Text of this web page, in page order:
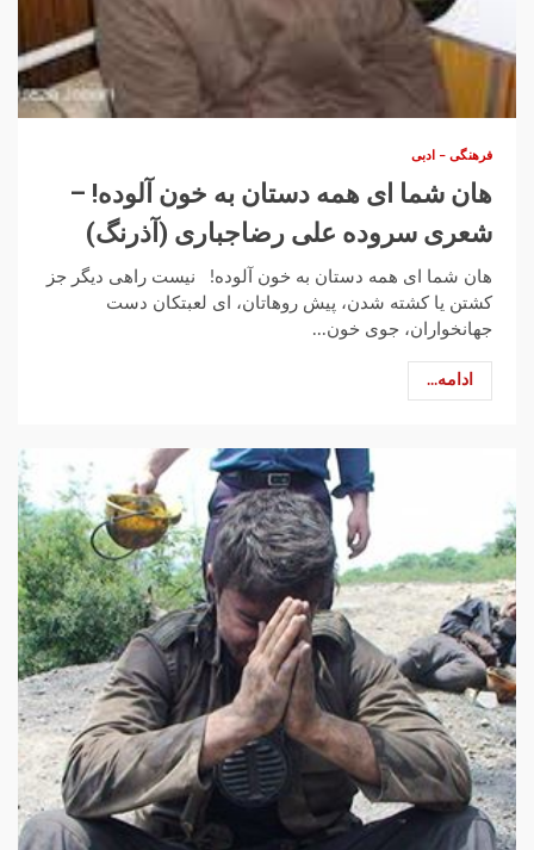
فرهنگی – ادبی
هان شما ای همه دستان به خون آلوده! –
شعری سروده علی رضاجباری (آذرنگ)
هان شما ای همه دستان به خون آلوده! نیست راهی دیگر جز
کشتن یا کشته شدن، پیش روهاتان، ای لعبتکان دست
جهانخواران، جوی خون...
ادامه...